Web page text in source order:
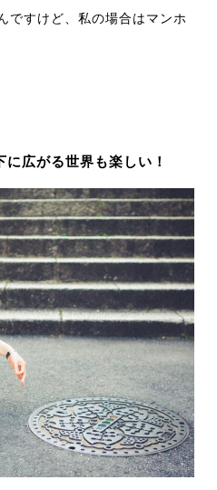
ですけど、私の場合はマンホ
に広がる世界も楽しい！